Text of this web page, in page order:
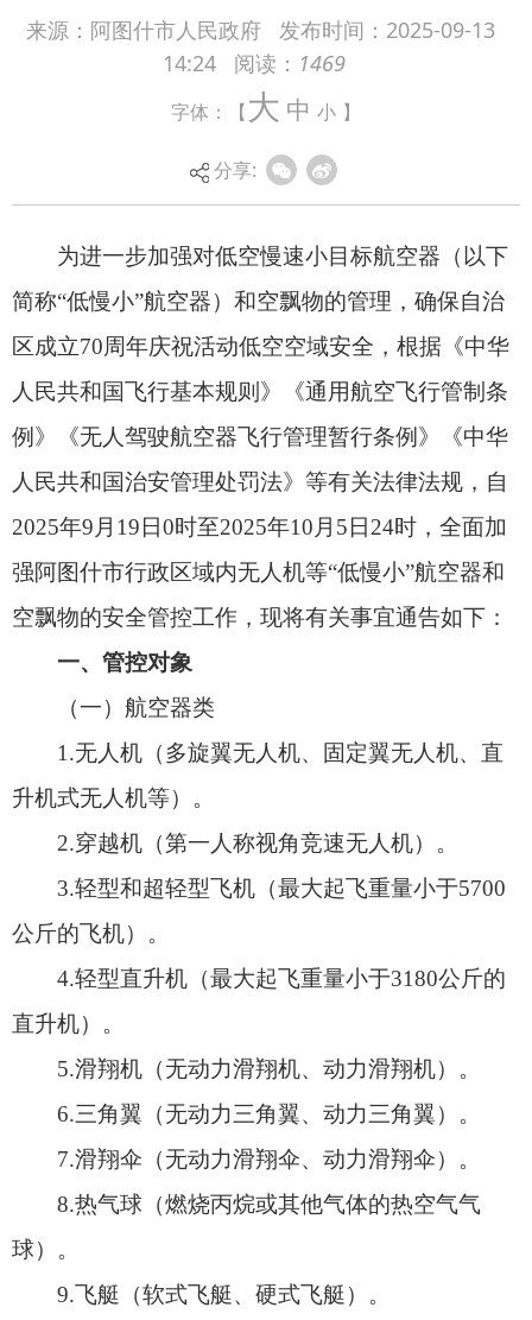
来源：阿图什市人民政府 发布时间： 2025-09-13
14:24
阅读： 1469
字体：【大 中 小 】
分享:
为进一步加强对低空慢速小目标航空器（以下
简称“低慢小”航空器）和空飘物的管理，确保自治
区成立70周年庆祝活动低空空域安全，根据《中华
人民共和国飞行基本规则》《通用航空飞行管制条
人民共和国治安管理处罚法》等有关法律法规，自
2025年9月19日0时至2025年10月5日24时，全面加
强阿图什市行政区域内无人机等“低慢小”航空器和
空飘物的安全管控工作，现将有关事宜通告如下：
（一）航空器类
1.无人机（多旋翼无人机、固定翼无人机、直
升机式无人机等）。
2.穿越机（第一人称视角竞速无人机）。
3.轻型和超轻型飞机（最大起飞重量小于5700
4.轻型直升机（最大起飞重量小于3180公斤的
直升机）。
5.滑翔机（无动力滑翔机、动力滑翔机）。
6.三角翼（无动力三角翼、动力三角翼）。
7.滑翔伞（无动力滑翔伞、动力滑翔伞）。
9.飞艇（软式飞艇、硬式飞艇）。
10.航空模型（遥控或自主飞行的缩比航空器模
型，模拟火箭、航天器的飞行模型）。
（二）空飘物类
2.孔明灯（燃料加热升空的纸制灯笼）。
3.系留气球（通过缆绳系留的充氦气球）。
气球）。